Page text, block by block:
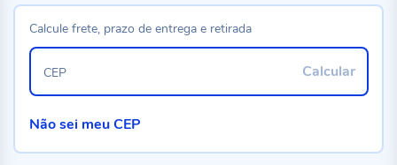
Calcule frete, prazo de entrega e retirada
Calcular
CEP
Não sei meu CEP